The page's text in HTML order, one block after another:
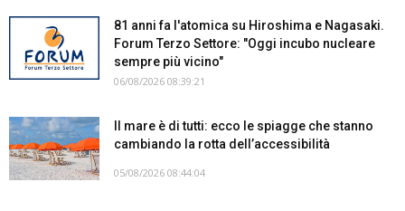
81 anni fa l'atomica su Hiroshima e Nagasaki.
Forum Terzo Settore: "Oggi incubo nucleare
sempre più vicino"
06/08/2026 08:39:21
Il mare è di tutti: ecco le spiagge che stanno
cambiando la rotta dell’accessibilità
05/08/2026 08:44:04